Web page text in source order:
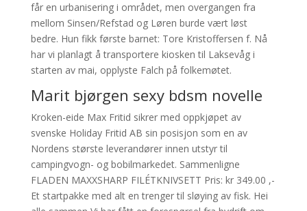
får en urbanisering i området, men overgangen fra
mellom Sinsen/Refstad og Løren burde vært løst
bedre. Hun fikk første barnet: Tore Kristoffersen f. Nå
har vi planlagt å transportere kiosken til Laksevåg i
starten av mai, opplyste Falch på folkemøtet.
Marit bjørgen sexy bdsm novelle
Kroken-eide Max Fritid sikrer med oppkjøpet av
svenske Holiday Fritid AB sin posisjon som en av
Nordens største leverandører innen utstyr til
campingvogn- og bobilmarkedet. Sammenligne
FLADEN MAXXSHARP FILÉTKNIVSETT Pris: kr 349.00 ,-
Et startpakke med alt en trenger til sløying av fisk. Hei